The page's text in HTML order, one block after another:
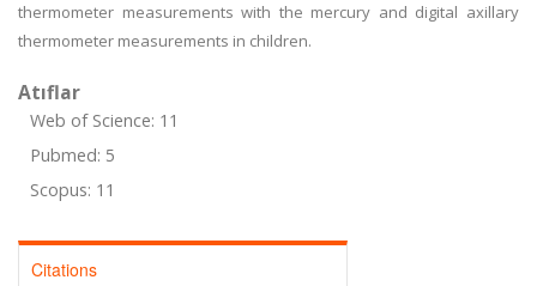
thermometer measurements with the mercury and digital axillary
thermometer measurements in children.
Atıflar
Web of Science: 11
Pubmed: 5
Scopus: 11
Citations